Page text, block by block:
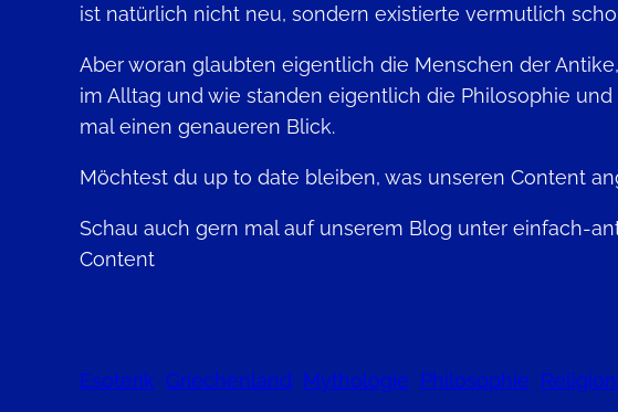
ist natürlich nicht neu, sondern existierte vermutlich
Aber woran glaubten eigentlich die Menschen der
im Alltag und wie standen eigentlich die Philosophie
mal einen genaueren Blick.
Möchtest du up to date bleiben, was unseren Content
Schau auch gern mal auf unserem Blog unter einfach-
Content
Esoterik Griechenland Mythologie Philosophie Religion